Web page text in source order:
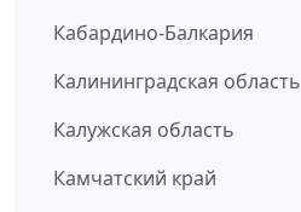
Кабардино-Балкария
Калининградская область
Калужская область
Камчатский край